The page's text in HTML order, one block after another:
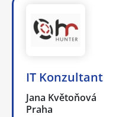
IT Konzultant
Jana Květoňová
Praha